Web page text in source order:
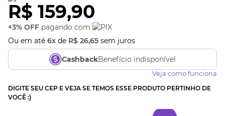
R$ 159,90
+3% OFF pagando com
Ou em até 6x de R$ 26,65 sem juros
CashbackBenefício indisponível
Veja como funciona
DIGITE SEU CEP E VEJA SE TEMOS ESSE PRODUTO PERTINHO DE
VOCÊ :)